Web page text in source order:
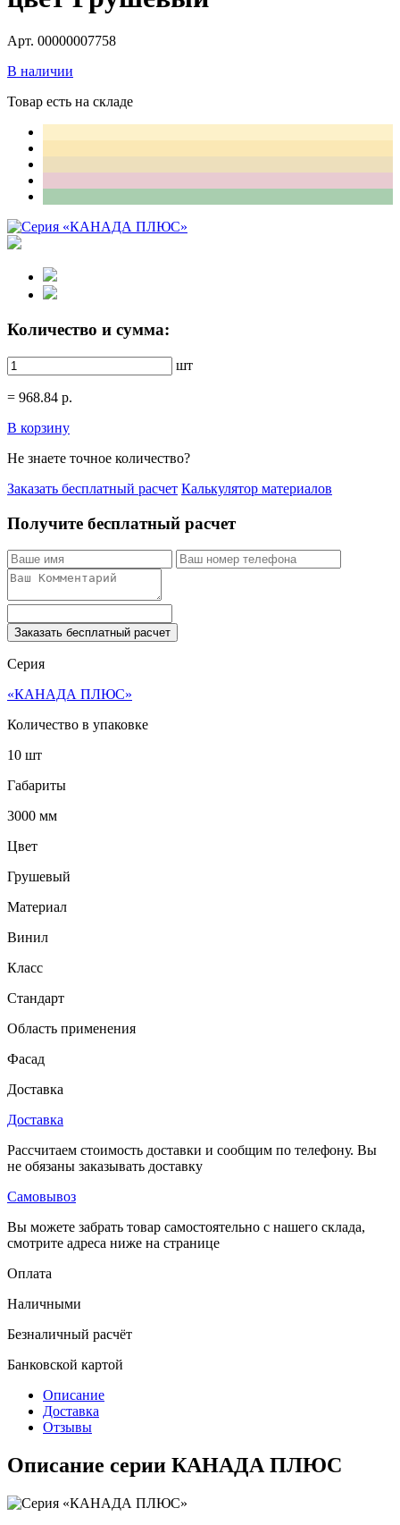
Арт. 00000007758
В наличии
Товар есть на складе
Количество и сумма:
шт
= 968.84 р.
В корзину
Не знаете точное количество?
Заказать бесплатный расчет Калькулятор материалов
Получите бесплатный расчет
Заказать бесплатный расчет
Серия
«КАНАДА ПЛЮС»
Количество в упаковке
10 шт
Габариты
3000 мм
Цвет
Грушевый
Материал
Винил
Класс
Стандарт
Область применения
Фасад
Доставка
Доставка
Рассчитаем стоимость доставки и сообщим по телефону. Вы
не обязаны заказывать доставку
Самовывоз
Вы можете забрать товар самостоятельно с нашего склада,
смотрите адреса ниже на странице
Оплата
Наличными
Безналичный расчёт
Банковской картой
Описание
Доставка
Отзывы
Описание серии КАНАДА ПЛЮС